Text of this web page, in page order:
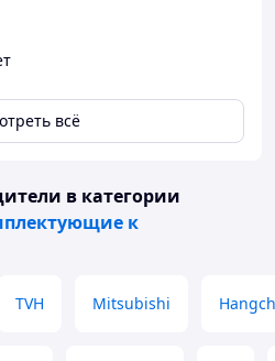
всё
в категории
к
TVH Mitsubishi